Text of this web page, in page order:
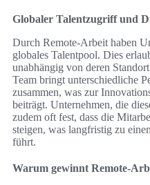
Globaler Talentzugriff und
Durch Remote-Arbeit haben
globales Talentpool. Dies
unabhängig von deren
Team bringt unterschiedliche
zusammen, was zur
beiträgt. Unternehmen, die
zudem oft fest, dass die
steigen, was langfristig zu
führt.
Warum gewinnt Remote-